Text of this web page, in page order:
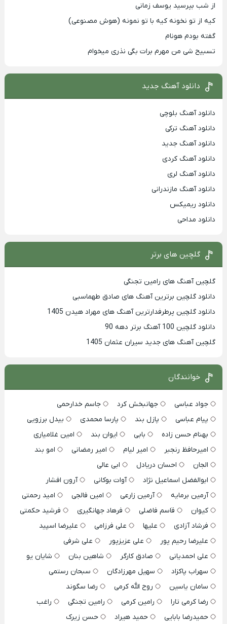
از شب بپرسید یوسف زمانی
کیه از تو نخونه کیه با تو نمونه (هوش مصنوعی)
گفته بودم هونام
تسبیح شی من مهرم برات بگی نذری میخوام
دانلود آهنگ جدید
دانلود آهنگ بلوچی
دانلود آهنگ ترکی
دانلود آهنگ جدید
دانلود آهنگ کردی
دانلود آهنگ لری
دانلود آهنگ مازندرانی
دانلود ریمیکس
دانلود مداحی
گلچین های برتر
گلچین آهنگ های رامین تجنگی
دانلود گلچین برترین آهنگ های صادق طهماسبی
دانلود گلچین پرطرفدارترین آهنگ های مهراد هیدن 1405
دانلود گلچین 100 آهنگ برتر دهه 90
گلچین آهنگ های جدید سیران عثمان 1405
خوانندگان
جواد عباسی جهانبخش کرد
جاسم خدارحمی
پیام عباسی
پازل بند پارسا محمدی
بیدل برزویی
بهنام حسن زاده
بابی ایوان بند
امین غلامیاری
امیرحافظ رنجبر
امیر لیام امیر رمضانی
امو بند
الجان
احسان دریادل
ابی عالی
ابوالفضل اسماعیل نژاد
آوات بوکانی
آرون افشار
آرمین برمایه
آرمین زارعی امین فالجی
امید رحمتی
کیوان
قاسم فاضلی فرهاد جهانگیری
فرشید حکمتی
فرشاد آزادی
علیها علی فرزامی
علیرضا اسپید
علیرضا رحیم پور
علی عزیزپور
علی شرفی
علی احمدیانی
صادق کارگر شاهین بنان
شایان یو
سهراب پاکزاد
سهیل مهرزادگان
سبحان رستمی
سامان یاسین
روح الله کرمی
رضا سگوند
رضا کرمی تارا
رامین کرمی رامین تجنگی
راغب
حمیدرضا بابایی
حمید هیراد
حسن زیرک